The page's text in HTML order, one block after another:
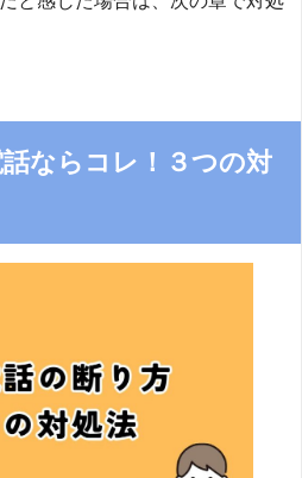
ならコレ！３つの対